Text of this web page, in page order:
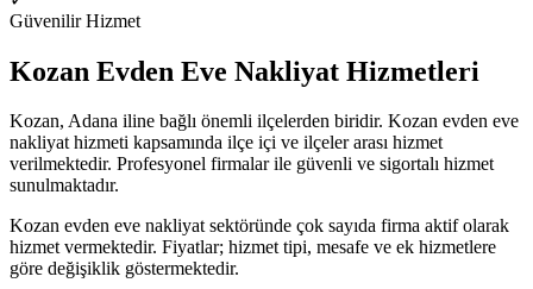
Güvenilir Hizmet
Kozan Evden Eve Nakliyat Hizmetleri
Kozan, Adana iline bağlı önemli ilçelerden biridir. Kozan evden eve
nakliyathizmeti kapsamında ilçe içi ve ilçeler arası hizmet
verilmektedir. Profesyonel firmalar ile güvenli ve sigortalı hizmet
sunulmaktadır.
Kozan evden eve nakliyatsektöründe çok sayıda firma aktif olarak
hizmet vermektedir. Fiyatlar; hizmet tipi, mesafe ve ek hizmetlere
göre değişiklik göstermektedir.